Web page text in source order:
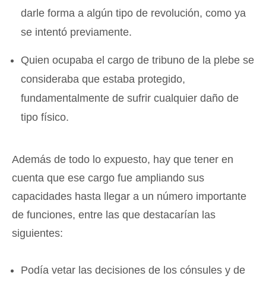
darle forma a algún tipo de revolución, como ya
se intentó previamente.
Quien ocupaba el cargo de tribuno de la plebe se
consideraba que estaba protegido,
fundamentalmente de sufrir cualquier daño de
tipo físico.
Además de todo lo expuesto, hay que tener en
cuenta que ese cargo fue ampliando sus
capacidades hasta llegar a un número importante
de funciones, entre las que destacarían las
siguientes:
Podía vetar las decisiones de los cónsules y de